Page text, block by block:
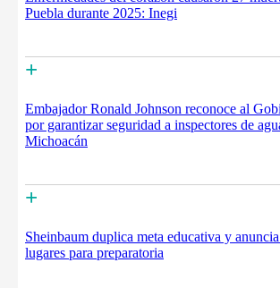
Puebla durante 2025: Inegi
+
Embajador Ronald Johnson reconoce al
por garantizar seguridad a inspectores de
Michoacán
+
Sheinbaum duplica meta educativa y
lugares para preparatoria